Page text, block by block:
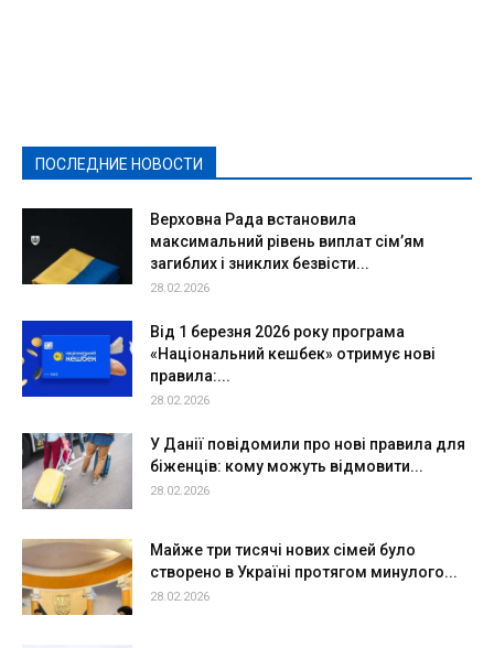
ПОСЛЕДНИЕ НОВОСТИ
Верховна Рада встановила
максимальний рівень виплат сім’ям
загиблих і зниклих безвісти...
28.02.2026
Від 1 березня 2026 року програма
«Національний кешбек» отримує нові
правила:...
28.02.2026
У Данії повідомили про нові правила для
біженців: кому можуть відмовити...
28.02.2026
Майже три тисячі нових сімей було
створено в Україні протягом минулого...
28.02.2026